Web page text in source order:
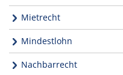
Mietrecht
Mindestlohn
Nachbarrecht